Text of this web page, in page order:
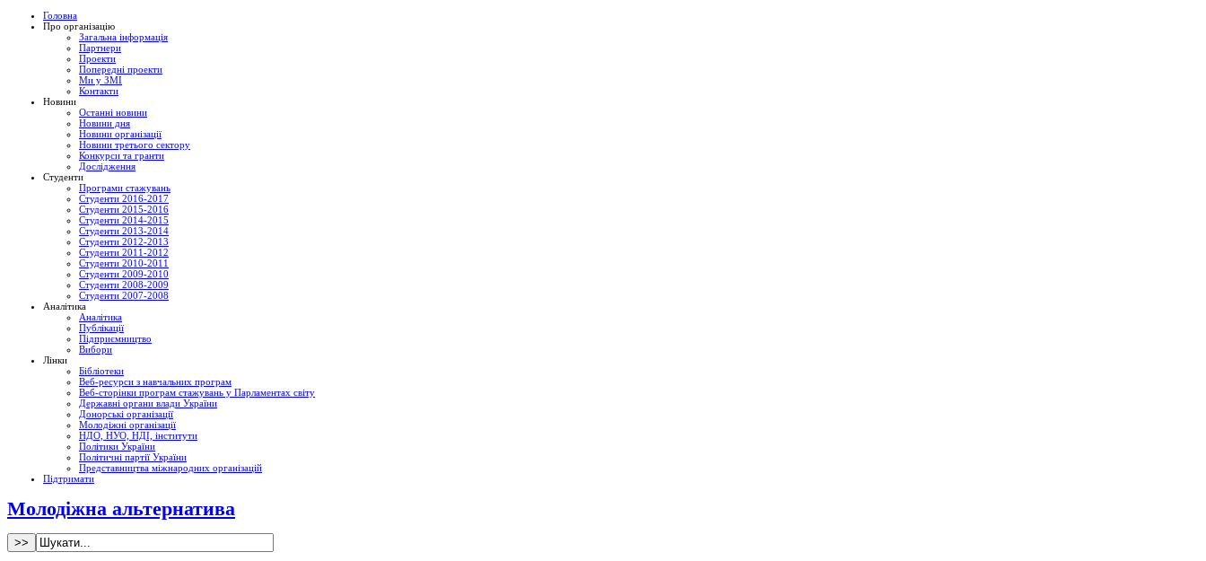
Головна
Про організацію
Загальна інформація
Партнери
Проекти
Попередні проекти
Ми у ЗМІ
Контакти
Новини
Останні новини
Новини дня
Новини організації
Новини третього сектору
Конкурси та гранти
Дослідження
Студенти
Програми стажувань
Студенти 2016-2017
Студенти 2015-2016
Студенти 2014-2015
Студенти 2013-2014
Студенти 2012-2013
Студенти 2011-2012
Студенти 2010-2011
Студенти 2009-2010
Студенти 2008-2009
Студенти 2007-2008
Аналітика
Аналітика
Публікації
Підприємництво
Вибори
Лінки
Бібліотеки
Веб-ресурси з навчальних програм
Веб-сторінки програм стажувань у Парламентах світу
Державні органи влади України
Донорські організації
Молодіжні організації
НДО, НУО, НДІ, інститути
Політики України
Політичні партії України
Представництва міжнародних організацій
Підтримати
Молодіжна альтернатива